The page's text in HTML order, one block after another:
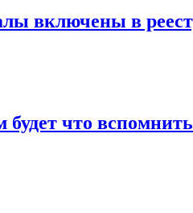
включены в
будет что